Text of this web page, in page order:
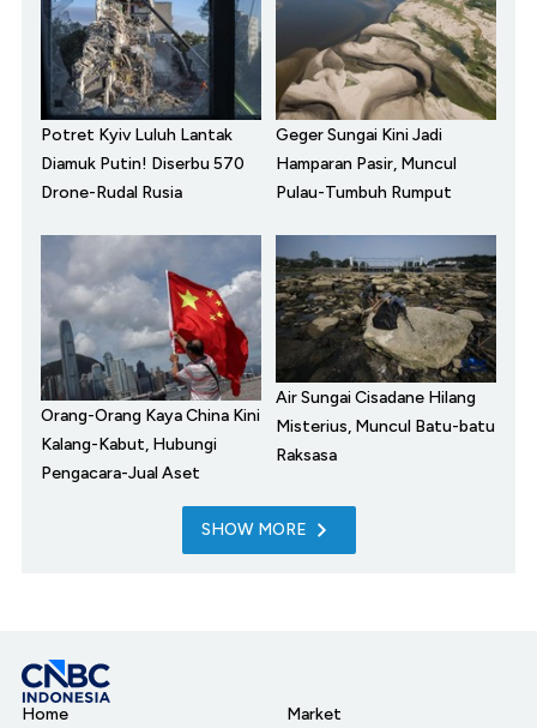
Potret Kyiv Luluh Lantak
Diamuk Putin! Diserbu 570
Drone-Rudal Rusia
Geger Sungai Kini Jadi
Hamparan Pasir, Muncul
Pulau-Tumbuh Rumput
Orang-Orang Kaya China Kini
Kalang-Kabut, Hubungi
Pengacara-Jual Aset
Air Sungai Cisadane Hilang
Misterius, Muncul Batu-batu
Raksasa
SHOW MORE
Home
Market